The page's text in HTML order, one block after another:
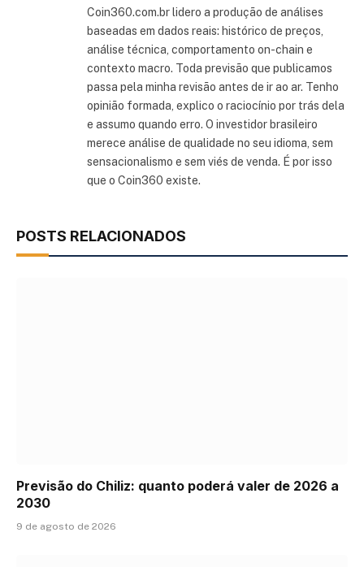
Coin360.com.br lidero a produção de análises
baseadas em dados reais: histórico de preços,
análise técnica, comportamento on-chain e
contexto macro. Toda previsão que publicamos
passa pela minha revisão antes de ir ao ar. Tenho
opinião formada, explico o raciocínio por trás dela
e assumo quando erro. O investidor brasileiro
merece análise de qualidade no seu idioma, sem
sensacionalismo e sem viés de venda. É por isso
que o Coin360 existe.
POSTS RELACIONADOS
Previsão do Chiliz: quanto poderá valer de 2026 a
2030
9 de agosto de 2026